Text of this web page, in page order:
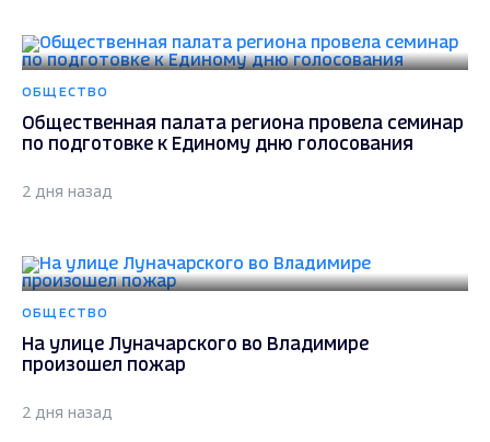
ОБЩЕСТВО
Общественная палата региона провела семинар
по подготовке к Единому дню голосования
2 дня назад
ОБЩЕСТВО
На улице Луначарского во Владимире
произошел пожар
2 дня назад